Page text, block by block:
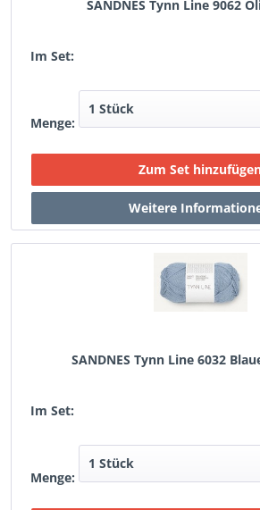
SANDNES Tynn Line 9062
Im Set:
Menge:
SANDNES Tynn Line 6032
Im Set:
Menge: